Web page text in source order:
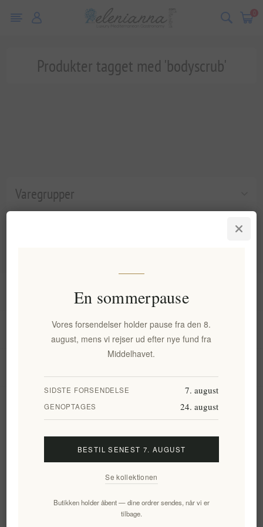
0
Varegrupper
Produkter tagget med 'bodyscrub'
Min konto
Tilmeld Frameld
En sommerpause
Vores forsendelser holder pause fra den 8.
august, mens vi rejser ud efter nye fund fra
Middelhavet.
SIDSTE FORSENDELSE 7. august
GENOPTAGES 24. august
BESTIL SENEST 7. AUGUST
Se kollektionen
Butikken holder åbent — dine ordrer sendes, når vi er
tilbage.